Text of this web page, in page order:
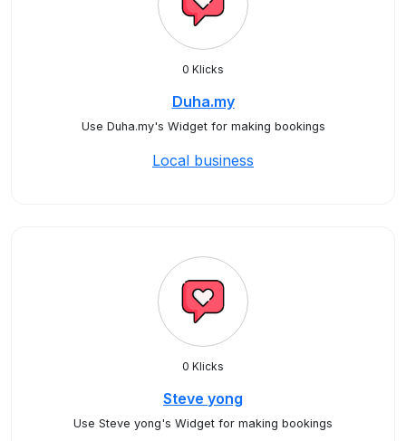
0 Klicks
Duha.my
Use Duha.my's Widget for making bookings
Local business
0 Klicks
Steve yong
Use Steve yong's Widget for making bookings